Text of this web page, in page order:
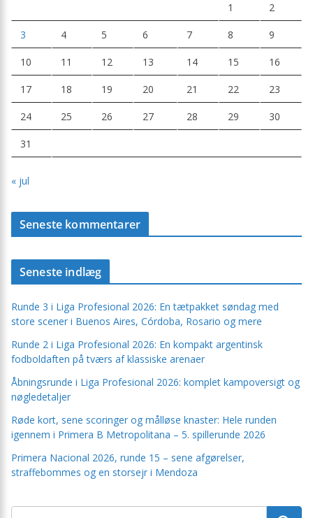
1 2
3 4 5 6 7 8 9
10 11 12 13 14 15 16
17 18 19 20 21 22 23
24 25 26 27 28 29 30
31
« jul
Seneste kommentarer
Seneste indlæg
Runde 3 i Liga Profesional 2026: En tætpakket søndag med
store scener i Buenos Aires, Córdoba, Rosario og mere
Runde 2 i Liga Profesional 2026: En kompakt argentinsk
fodboldaften på tværs af klassiske arenaer
Åbningsrunde i Liga Profesional 2026: komplet kampoversigt og
nøgledetaljer
Røde kort, sene scoringer og målløse knaster: Hele runden
igennem i Primera B Metropolitana – 5. spillerunde 2026
Primera Nacional 2026, runde 15 – sene afgørelser,
straffebommes og en storsejr i Mendoza